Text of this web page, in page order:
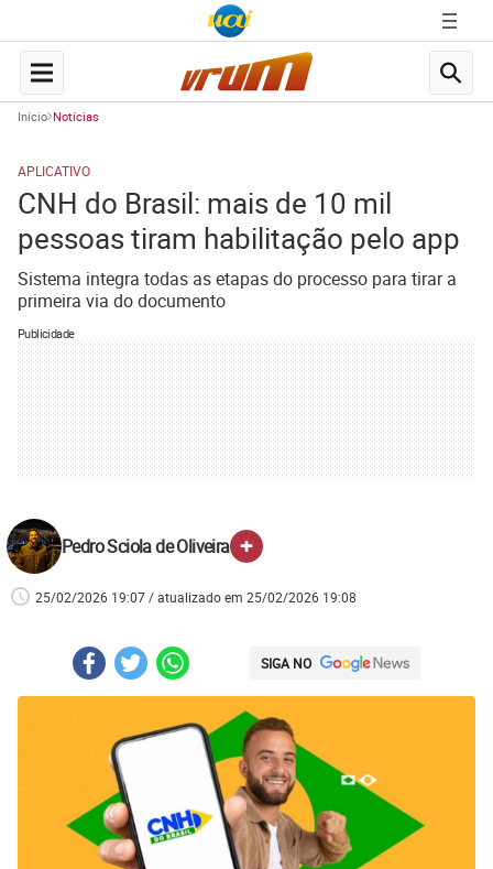
Início Notícias
APLICATIVO
CNH do Brasil: mais de 10 mil
pessoas tiram habilitação pelo app
Sistema integra todas as etapas do processo para tirar a
primeira via do documento
Publicidade
Pedro Sciola de Oliveira +
25/02/2026 19:07 / atualizado em 25/02/2026 19:08
SIGA NO